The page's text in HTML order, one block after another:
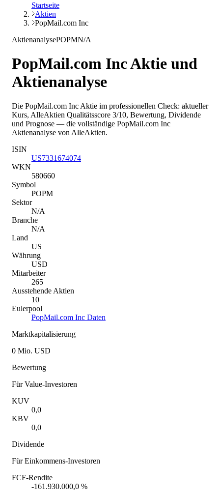
Startseite
Aktien
PopMail.com Inc
AktienanalysePOPMN/A
PopMail.com IncAktie und
Aktienanalyse
Die PopMail.com Inc Aktie im professionellen Check: aktueller
Kurs, AlleAktien Qualitätsscore 3/10, Bewertung, Dividende
und Prognose — die vollständige PopMail.com Inc
Aktienanalyse von AlleAktien.
ISIN
US7331674074
WKN
580660
Symbol
POPM
Sektor
N/A
Branche
N/A
Land
US
Währung
USD
Mitarbeiter
265
Ausstehende Aktien
10
Eulerpool
PopMail.com Inc Daten
Marktkapitalisierung
0 Mio. USD
Bewertung
Für Value-Investoren
KUV
0,0
KBV
0,0
Dividende
Für Einkommens-Investoren
FCF-Rendite
-161.930.000,0 %